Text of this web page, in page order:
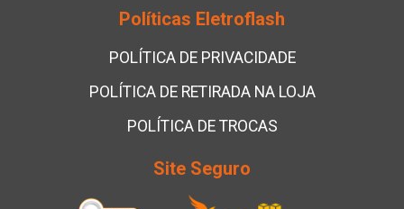
Políticas Eletroflash
POLÍTICA DE PRIVACIDADE
POLÍTICA DE RETIRADA NA LOJA
POLÍTICA DE TROCAS
Site Seguro